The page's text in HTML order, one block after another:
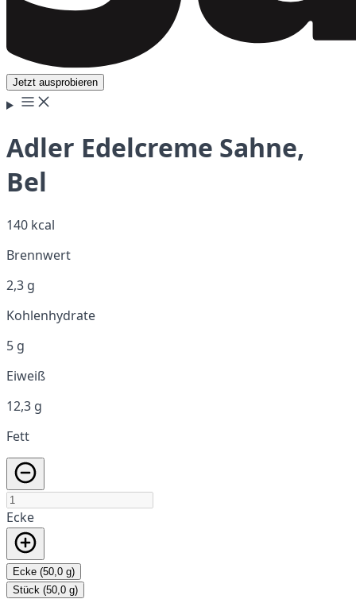
Jetzt ausprobieren
Adler Edelcreme Sahne,
Bel
140 kcal
Brennwert
2,3 g
Kohlenhydrate
5 g
Eiweiß
12,3 g
Fett
Ecke
Ecke (50,0 g)
Stück (50,0 g)